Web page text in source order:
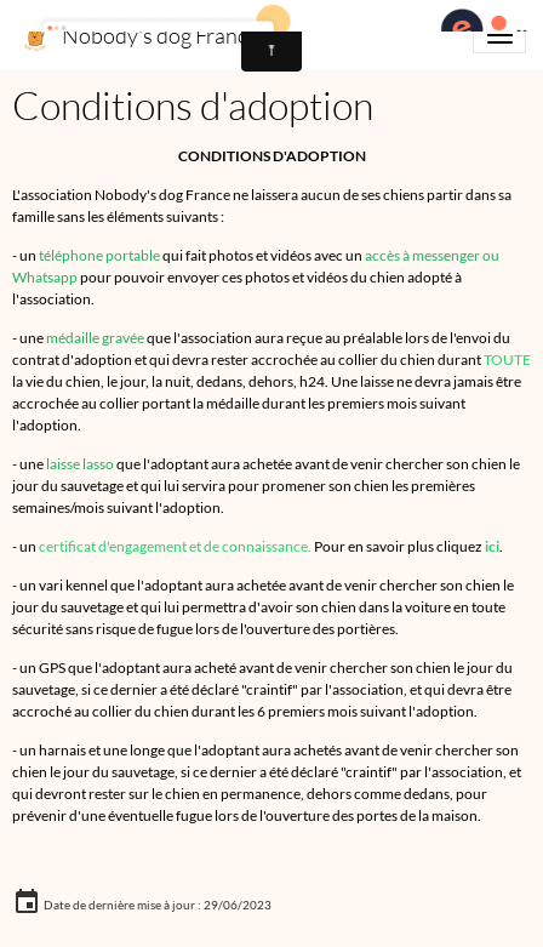
Nobody's dog France
Conditions d'adoption
CONDITIONS D'ADOPTION
L'association Nobody's dog France ne laissera aucun de ses chiens partir dans sa
famille sans les éléments suivants :
- un téléphone portablequi fait photos et vidéos avec un accès à messenger ou
Whatsapppour pouvoir envoyer ces photos et vidéos du chien adopté à
l'association.
- unemédaille gravéeque l'association aura reçue au préalable lors de l'envoi du
contrat d'adoption et qui devra rester accrochée au collier du chien durantTOUTE
la vie du chien, le jour, la nuit, dedans, dehors, h24. Une laisse ne devra jamais être
accrochée au collier portant la médaille durant les premiers mois suivant
l'adoption.
- une laisse lassoque l'adoptant aura achetée avant de venir chercher son chien le
jour du sauvetage et qui lui servira pour promener son chien les premières
semaines/mois suivant l'adoption.
- un certificat d'engagement et de connaissance. Pour en savoir plus cliquez ici.
- un vari kennel que l'adoptant aura achetée avant de venir chercher son chien le
jour du sauvetage et qui lui permettra d'avoir son chien dans la voiture en toute
sécurité sans risque de fugue lors de l'ouverture des portières.
- un GPS que l'adoptant aura acheté avant de venir chercher son chien le jour du
sauvetage, si ce dernier a été déclaré "craintif" par l'association, et qui devra être
accroché au collier du chien durant les 6 premiers mois suivant l'adoption.
- un harnais et une longe que l'adoptant aura achetés avant de venir chercher son
chien le jour du sauvetage, si ce dernier a été déclaré "craintif" par l'association, et
qui devront rester sur le chien en permanence, dehors comme dedans, pour
prévenir d'une éventuelle fugue lors de l'ouverture des portes de la maison.
Date de dernière mise à jour : 29/06/2023